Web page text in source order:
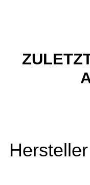
Hersteller